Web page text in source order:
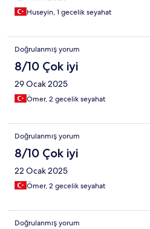
Huseyin, 1 gecelik seyahat
Doğrulanmış yorum
8/10 Çok iyi
29 Ocak 2025
Ömer, 2 gecelik seyahat
Doğrulanmış yorum
8/10 Çok iyi
22 Ocak 2025
Ömer, 2 gecelik seyahat
Doğrulanmış yorum